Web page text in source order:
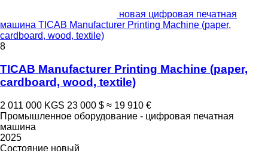
новая цифровая печатная
машина TICAB Manufacturer Printing Machine (paper,
cardboard, wood, textile)
8
TICAB Manufacturer Printing Machine (paper,
cardboard, wood, textile)
2 011 000 KGS 23 000 $ ≈ 19 910 €
Промышленное оборудование - цифровая печатная
машина
2025
Состояние новый